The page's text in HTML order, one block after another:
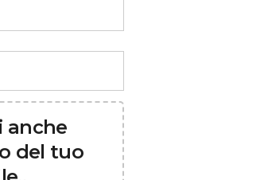
anche
del tuo